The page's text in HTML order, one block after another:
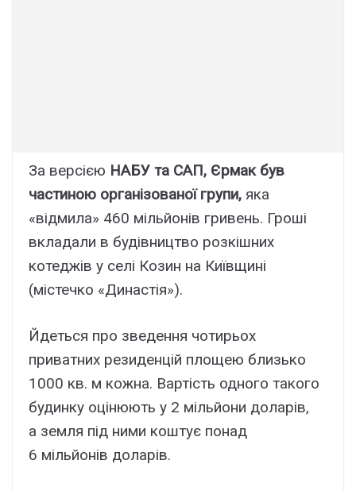
За версією НАБУ та САП, Єрмак був
частиною організованої групи, яка
«відмила» 460 мільйонів гривень. Гроші
вкладали в будівництво розкішних
котеджів у селі Козин на Київщині
(містечко «Династія»).
Йдеться про зведення чотирьох
приватних резиденцій площею близько
1000 кв. м кожна. Вартість одного такого
будинку оцінюють у 2 мільйони доларів,
а земля під ними коштує понад
6 мільйонів доларів.